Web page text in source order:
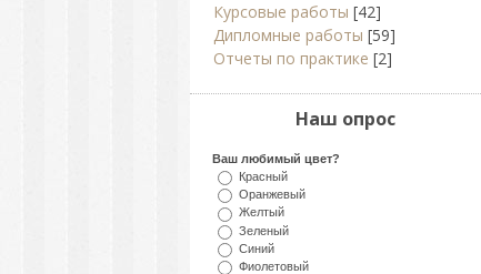
Курсовые работы [42]
Дипломные работы [59]
Отчеты по практике [2]
Наш опрос
Ваш любимый цвет?
Красный
Оранжевый
Желтый
Зеленый
Синий
Фиолетовый